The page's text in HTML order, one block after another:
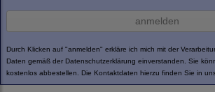
anmelden
Durch Klicken auf "anmelden" erkläre ich mich mit der
Daten gemäß der Datenschutzerklärung einverstanden. Sie
kostenlos abbestellen. Die Kontaktdaten hierzu finden Sie in